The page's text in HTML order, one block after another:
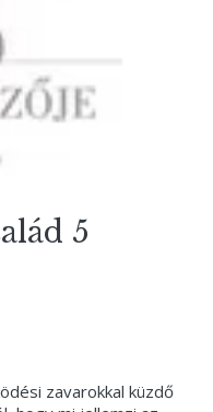
5
zavarokkal küzdő